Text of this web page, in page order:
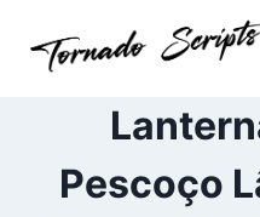
para
Pescoço